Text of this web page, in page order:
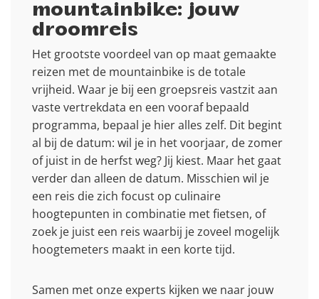
mountainbike: jouw
droomreis
Het grootste voordeel van op maat gemaakte
reizen met de mountainbike is de totale
vrijheid. Waar je bij een groepsreis vastzit aan
vaste vertrekdata en een vooraf bepaald
programma, bepaal je hier alles zelf. Dit begint
al bij de datum: wil je in het voorjaar, de zomer
of juist in de herfst weg? Jij kiest. Maar het gaat
verder dan alleen de datum. Misschien wil je
een reis die zich focust op culinaire
hoogtepunten in combinatie met fietsen, of
zoek je juist een reis waarbij je zoveel mogelijk
hoogtemeters maakt in een korte tijd.
Samen met onze experts kijken we naar jouw